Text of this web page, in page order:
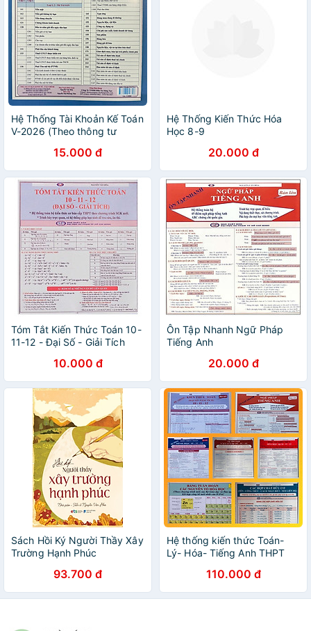
Hệ Thống Tài Khoản Kế Toán
V-2026 (Theo thông tư
15.000 đ
Hệ Thống Kiến Thức Hóa
Học 8-9
20.000 đ
Tóm Tắt Kiến Thức Toán 10-
11-12 - Đại Số - Giải Tích
10.000 đ
Ôn Tập Nhanh Ngữ Pháp
Tiếng Anh
20.000 đ
Sách Hồi Ký Người Thầy Xây
Trường Hạnh Phúc
93.700 đ
Hệ thống kiến thức Toán-
Lý- Hóa- Tiếng Anh THPT
110.000 đ